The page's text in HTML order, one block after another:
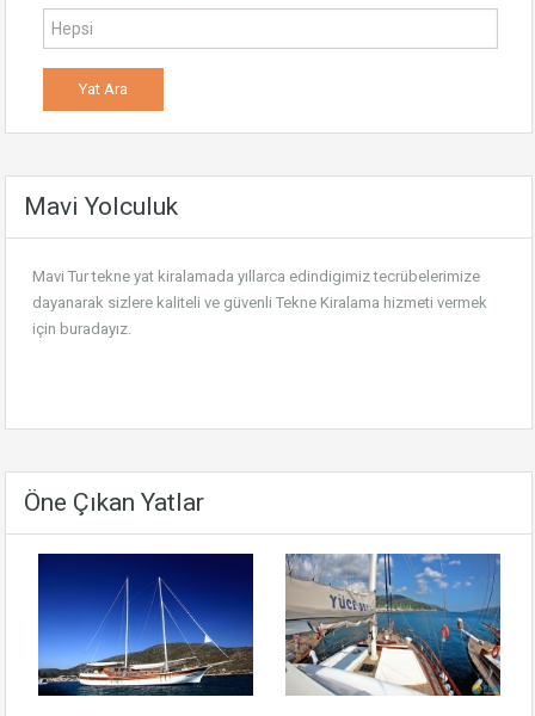
Mavi Yolculuk
Mavi Tur tekne yat kiralamada yıllarca edindigimiz tecrübelerimize
dayanarak sizlere kaliteli ve güvenli Tekne Kiralama hizmeti vermek
için buradayız.
Öne Çıkan Yatlar